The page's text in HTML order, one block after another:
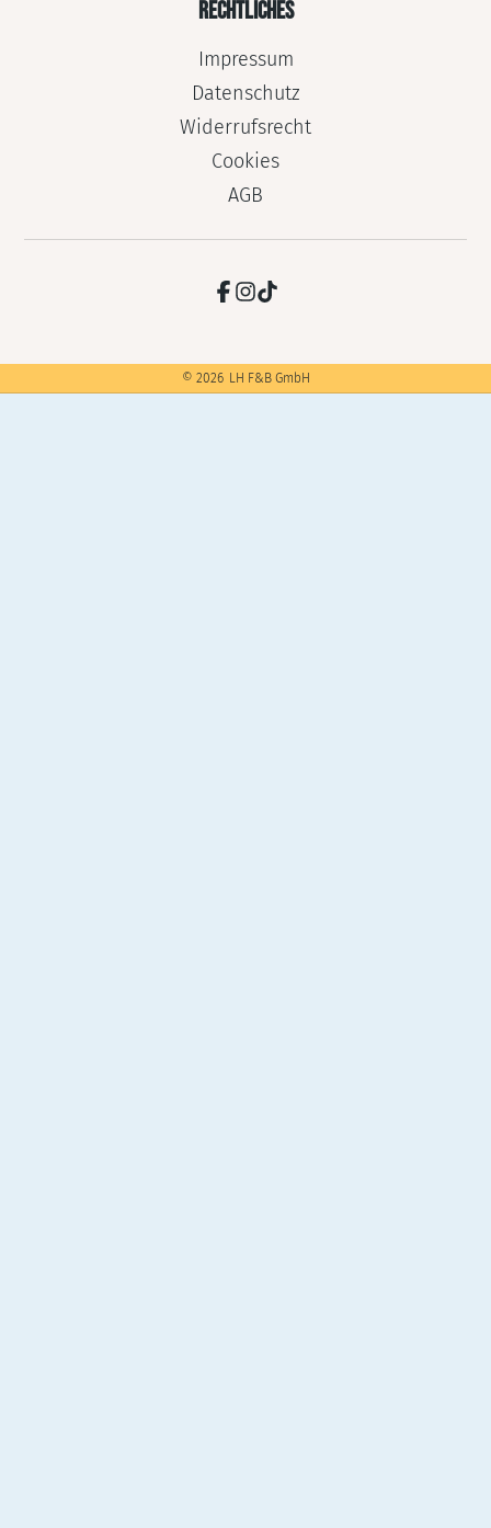
RECHTLICHES
Impressum
Datenschutz
Widerrufsrecht
Cookies
AGB
© 2026 LH F&B GmbH